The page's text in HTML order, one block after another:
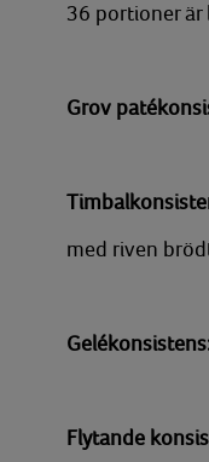
36 portioner
Grov
med riven
Flytande